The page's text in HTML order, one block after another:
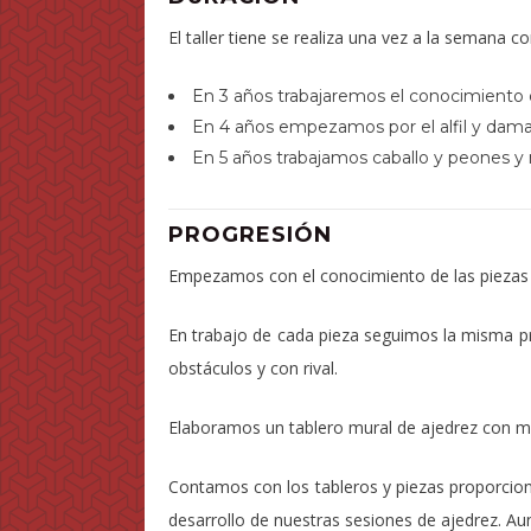
El taller tiene se realiza una vez a la semana
En 3 años trabajaremos el
En 4 años empezamos por el alfil y
En 5 años trabajamos caballo y peones
PROGRESIÓN
Empezamos con el conocimiento de las
En trabajo de cada pieza seguimos la misma
obstáculos y con rival.
Elaboramos un tablero mural de ajedrez con
Contamos con los tableros y piezas
desarrollo de nuestras sesiones de ajedrez.